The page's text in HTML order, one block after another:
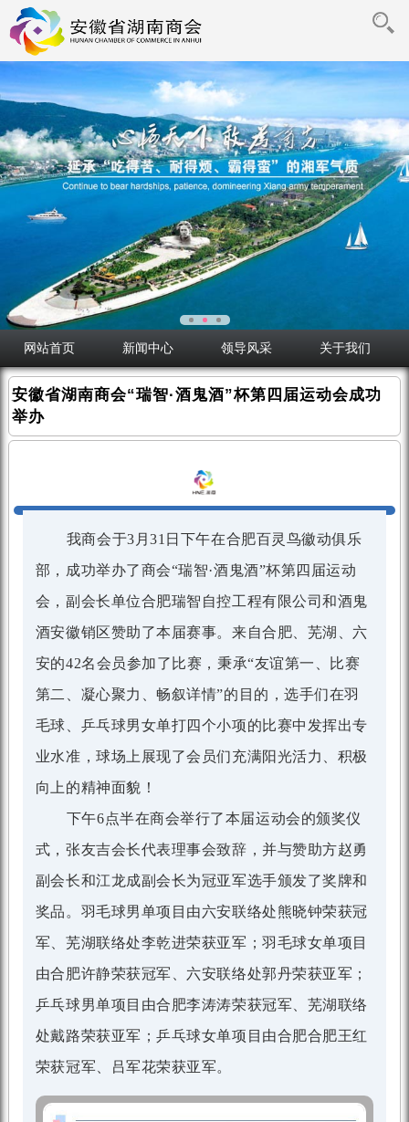
网站首页 新闻中心 领导风采 关于我们
安徽省湖南商会“瑞智·酒鬼酒”杯第四届运动会成功
举办
我商会于3 月31 日下午在合肥百灵鸟徽动俱乐
部，成功举办了商会“瑞智·酒鬼酒”杯第四届运动
会，副会长单位合肥瑞智自控工程有限公司和酒鬼
酒安徽销区赞助了本届赛事。来自合肥、芜湖、六
安的42名会员参加了比赛，秉承“友谊第一、比赛
第二、凝心聚力、畅叙详情”的目的，选手们在羽
毛球、乒乓球男女单打四个小项的比赛中发挥出专
业水准，球场上展现了会员们充满阳光活力、积极
向上的精神面貌！
下午6点半在商会举行了本届运动会的颁奖仪
式，张友吉会长代表理事会致辞，并与赞助方赵勇
副会长和江龙成副会长为冠亚军选手颁发了奖牌和
奖品。羽毛球男单项目由六安联络处熊晓钟荣获冠
军、芜湖联络处李乾进荣获亚军；羽毛球女单项目
由合肥许静荣获冠军、六安联络处郭丹荣获亚军；
乒乓球男单项目由合肥李涛涛荣获冠军、芜湖联络
处戴路荣获亚军；乒乓球女单项目由合肥合肥王红
荣获冠军、吕军花荣获亚军。